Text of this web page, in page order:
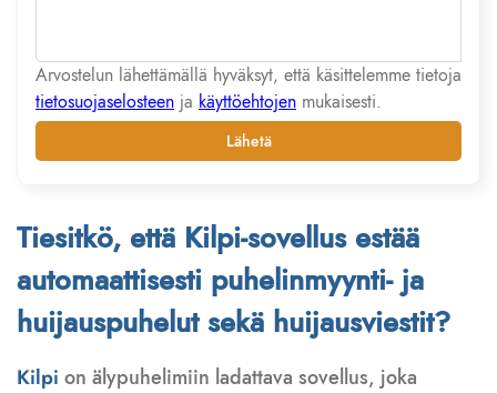
Arvostelun lähettämällä hyväksyt, että käsittelemme tietoja
tietosuojaselosteen ja käyttöehtojen mukaisesti.
Lähetä
Tiesitkö, että Kilpi-sovellus estää
automaattisesti puhelinmyynti- ja
huijauspuhelut sekä huijausviestit?
Kilpi on älypuhelimiin ladattava sovellus, joka